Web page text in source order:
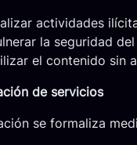
actividades
la seguridad
el contenido sin
de servicios
se formaliza